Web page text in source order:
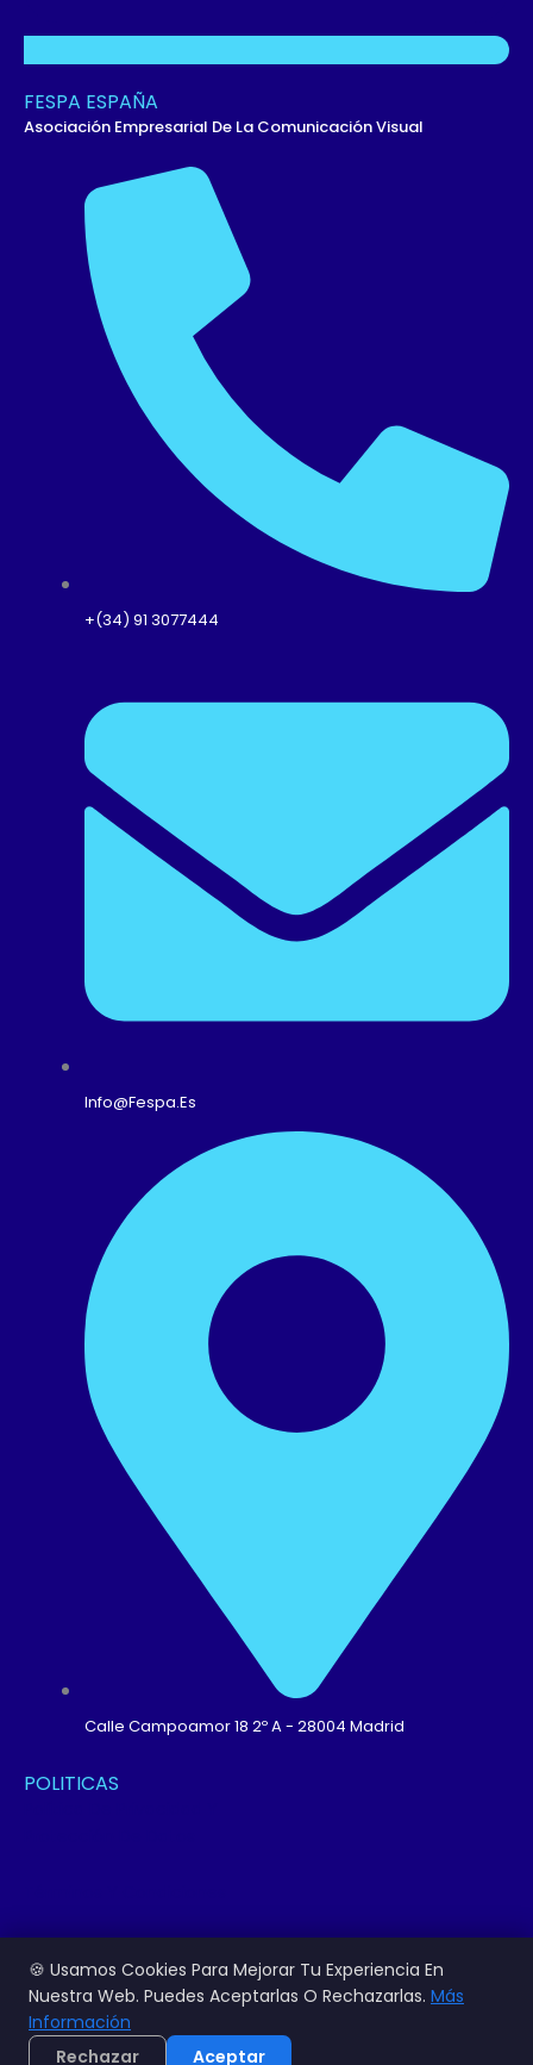
FESPA ESPAÑA
Asociación Empresarial De La Comunicación Visual
+(34) 91 3077444
Info@fespa.es
Calle Campoamor 18 2º A - 28004 Madrid
POLITICAS
© Copyright 2026 FESPA España Asociación. Asociación Empresarial
De La Comunicacion Visual. Todos Los Derechos Reservados.
🍪 Usamos Cookies Para Mejorar Tu Experiencia En
Nuestra Web. Puedes Aceptarlas O Rechazarlas. Más
Información
Rechazar
Aceptar